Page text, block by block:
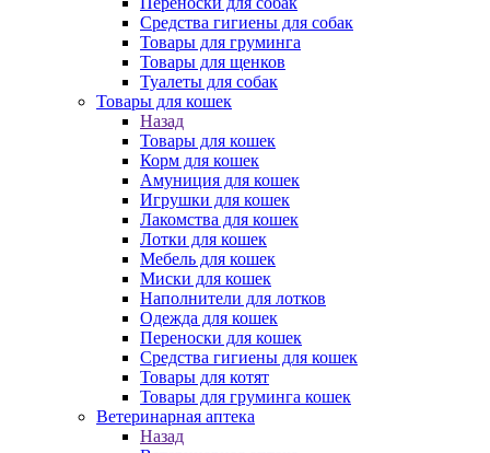
Средства гигиены для собак
Товары для груминга
Товары для щенков
Туалеты для собак
Товары для кошек
Назад
Товары для кошек
Корм для кошек
Амуниция для кошек
Игрушки для кошек
Лакомства для кошек
Лотки для кошек
Мебель для кошек
Миски для кошек
Наполнители для лотков
Одежда для кошек
Переноски для кошек
Средства гигиены для кошек
Товары для котят
Товары для груминга кошек
Ветеринарная аптека
Назад